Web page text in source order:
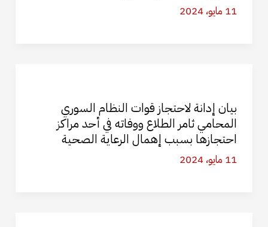
11 مايو، 2024
بيان إدانة لاحتجاز قوات النظام السوري
المحامي ثامر الطلاع ووفاته في أحد مراكز
احتجازها بسبب إهمال الرعاية الصحية
11 مايو، 2024